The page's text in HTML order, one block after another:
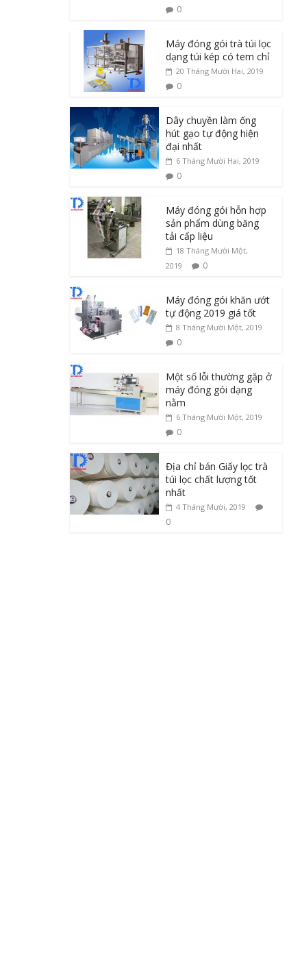
0
Máy đóng gói trà túi lọc
dạng túi kép có tem chỉ
20 Tháng Mười Hai, 2019
0
Dây chuyền làm ống
hút gạo tự động hiện
đại nhất
6 Tháng Mười Hai, 2019
0
Máy đóng gói hỗn hợp
sản phẩm dùng băng
tải cấp liệu
18 Tháng Mười Một,
2019
0
Máy đóng gói khăn ướt
tự động 2019 giá tốt
8 Tháng Mười Một, 2019
0
Một số lỗi thường gặp ở
máy đóng gói dạng
nằm
6 Tháng Mười Một, 2019
0
Địa chỉ bán Giấy lọc trà
túi lọc chất lượng tốt
nhất
4 Tháng Mười, 2019
0